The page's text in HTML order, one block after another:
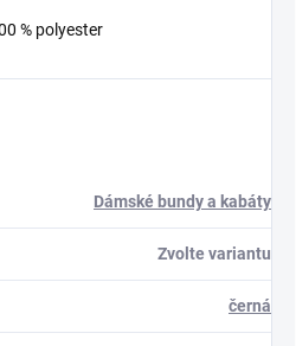
% polyester
Dámské bundy a kabáty
Zvolte variantu
černá